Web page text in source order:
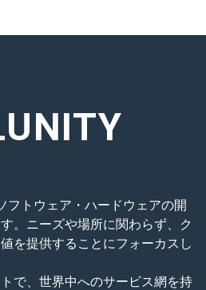
フトウェア・ハードウェアの開
。ニーズや場所に関わらず、ク
を提供することにフォーカスし
で、世界中へのサービス網を持